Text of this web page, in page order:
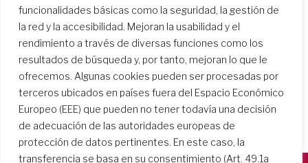
funcionalidades básicas como la seguridad, la gestión de
la red y la accesibilidad. Mejoran la usabilidad y el
rendimiento a través de diversas funciones como los
resultados de búsqueda y, por tanto, mejoran lo que le
ofrecemos. Algunas cookies pueden ser procesadas por
terceros ubicados en países fuera del Espacio Económico
Europeo (EEE) que pueden no tener todavía una decisión
de adecuación de las autoridades europeas de
protección de datos pertinentes. En este caso, la
transferencia se basa en su consentimiento (Art. 49.1a